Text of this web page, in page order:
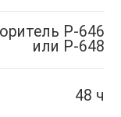
Р-646
или Р-648
48 ч